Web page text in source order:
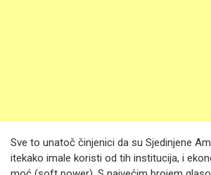
Sve to unatoč činjenici da su Sjedinjene
itekako imale koristi od tih institucija, i